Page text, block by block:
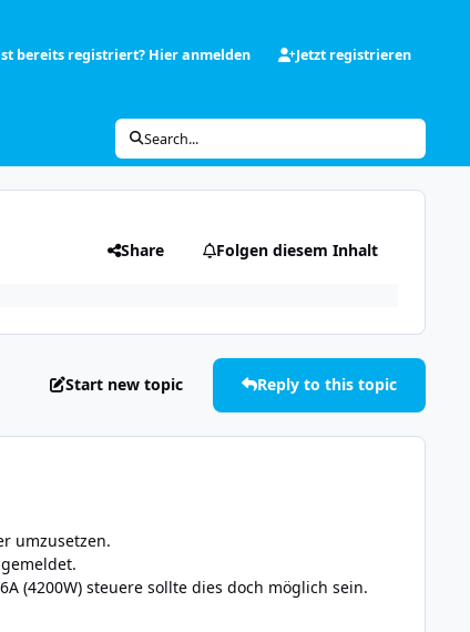
bereits registriert? Hier anmelden Jetzt registrieren
Search...
Share Folgen diesem Inhalt
Start new topic Reply to this topic
umzusetzen.
(4200W) steuere sollte dies doch möglich sein.